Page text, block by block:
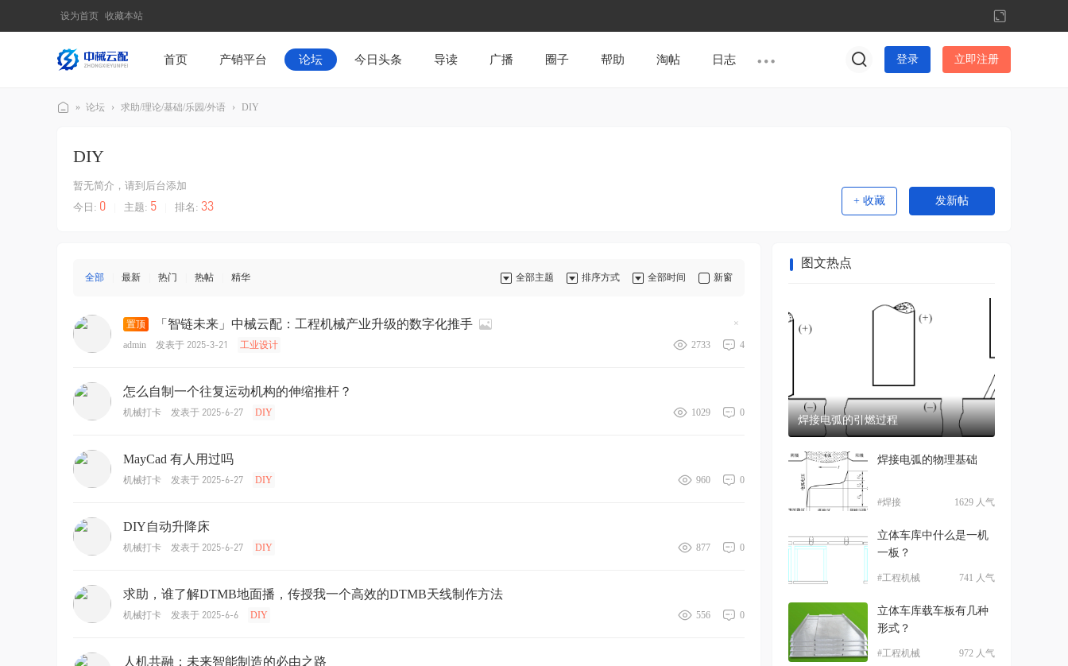
设为首页 收藏本站
切
换
到
宽
首页 产销平台 论坛 今日头条 导读 广播 圈子 帮助 淘帖 日志 登录 立即注册
» 论坛 › 求助/理论/基础/乐园/外语 › DIY
DIY
暂无简介，请到后台添加
今日: 0 主题: 5 排名: 33 + 收藏 发新帖
新窗
全部时间
排序方式
全部主题
全部 最新 热门 热帖 精华
藏
置
置顶 「智链未来」中械云配：工程机械产业升级的数字化推手
4
2733
admin 发表于 2025-3-21 工业设计
怎么自制一个往复运动机构的伸缩推杆？
0
1029
机械打卡 发表于 2025-6-27 DIY
MayCad 有人用过吗
0
960
机械打卡 发表于 2025-6-27 DIY
DIY自动升降床
0
877
机械打卡 发表于 2025-6-27 DIY
求助，谁了解DTMB地面播，传授我一个高效的DTMB天线制作方法
0
556
机械打卡 发表于 2025-6-6 DIY
人机共融：未来智能制造的必由之路
图文热点
焊接电弧的引燃过程
焊接电弧的物理基础
1629 人气
#焊接
立体车库中什么是一机
一板？
741 人气
#工程机械
立体车库载车板有几种
形式？
972 人气
#工程机械